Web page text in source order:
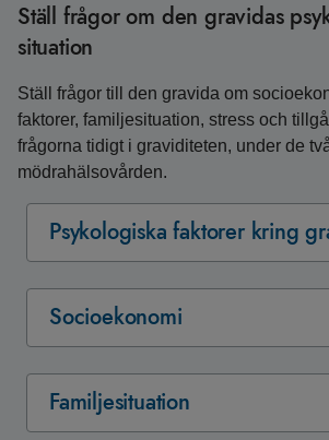
Ställ frågor om den gravidas
situation
Ställ frågor till den gravida om
faktorer, familjesituation, stress och
frågorna tidigt i graviditeten, under de
mödrahälsovården.
Psykologiska faktorer kring
Socioekonomi
Familjesituation